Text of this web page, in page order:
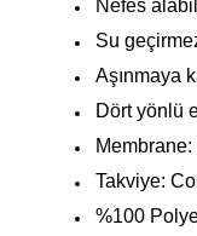
Nefes
Su
Aşınmaya
Dört yönlü
Takviye:
%100